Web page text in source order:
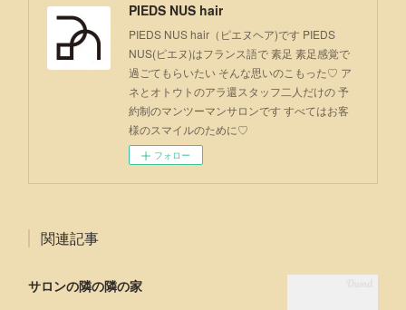
PIEDS NUS hair
PIEDS NUS hair（ピエヌヘア)です PIEDS
NUS(ピエヌ)はフランス語で 素足 素足感覚で
過ごてもらいたい そんな思いのこもった♡ ア
ネとオトウトのアラ還スタッフ二人だけの 予
約制のマンツーマンサロンです すべてはお客
様のスマイルのために♡
フォロー
関連記事
サロンの隣の隣の家